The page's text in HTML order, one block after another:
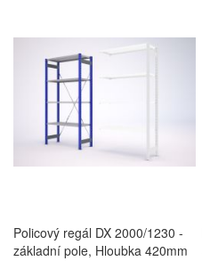
POROVNÁNÍ
Policový regál DX 2000/1230 -
základní pole, Hloubka 420mm